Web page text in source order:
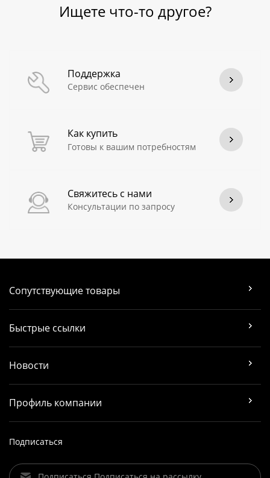
Ищете что-то другое?
Поддержка
Сервис обеспечен
Как купить
Готовы к вашим потребностям
Свяжитесь с нами
Консультации по запросу
Сопутствующие товары
Быстрые ссылки
Новости
Профиль компании
Подписаться